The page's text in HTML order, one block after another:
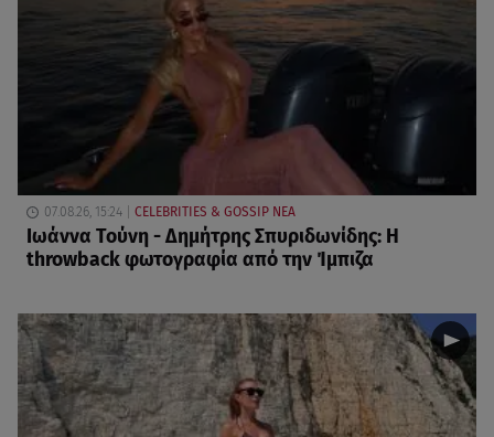
07.08.26, 15:24 CELEBRITIES & GOSSIP ΝΕΑ
Ιωάννα Τούνη - Δημήτρης Σπυριδωνίδης: Η
throwback φωτογραφία από την Ίμπιζα